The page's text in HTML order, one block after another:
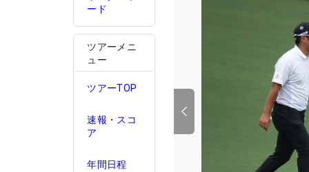
ード
ツアーメニ
ュー
ツアーTOP
速報・スコ
ア
年間日程